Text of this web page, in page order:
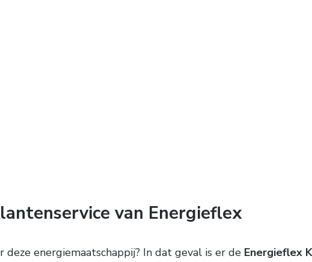
van Energieflex
deze energiemaatschappij? In dat geval is er de Energieflex